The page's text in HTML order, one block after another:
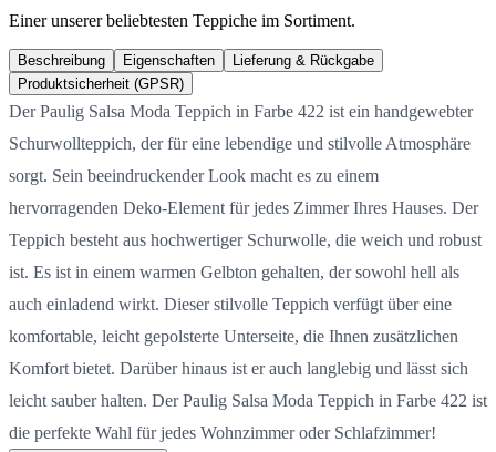
Einer unserer beliebtesten Teppiche im Sortiment.
Beschreibung Eigenschaften
Lieferung & Rückgabe
Produktsicherheit (GPSR)
Der Paulig Salsa Moda Teppich in Farbe 422 ist ein handgewebter
Schurwollteppich, der für eine lebendige und stilvolle Atmosphäre
sorgt. Sein beeindruckender Look macht es zu einem
hervorragenden Deko-Element für jedes Zimmer Ihres Hauses. Der
Teppich besteht aus hochwertiger Schurwolle, die weich und robust
ist. Es ist in einem warmen Gelbton gehalten, der sowohl hell als
auch einladend wirkt. Dieser stilvolle Teppich verfügt über eine
komfortable, leicht gepolsterte Unterseite, die Ihnen zusätzlichen
Komfort bietet. Darüber hinaus ist er auch langlebig und lässt sich
leicht sauber halten. Der Paulig Salsa Moda Teppich in Farbe 422 ist
die perfekte Wahl für jedes Wohnzimmer oder Schlafzimmer!